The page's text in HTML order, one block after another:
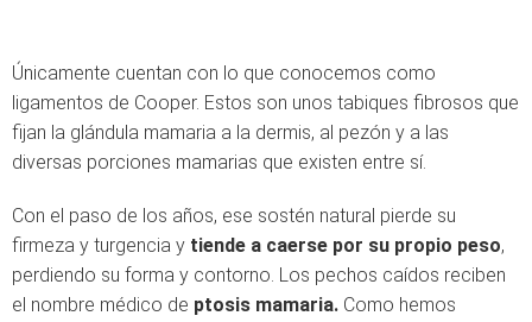
Únicamente cuentan con lo que conocemos como
ligamentos de Cooper. Estos son unos tabiques fibrosos que
fijan la glándula mamaria a la dermis, al pezón y a las
diversas porciones mamarias que existen entre sí.
Con el paso de los años, ese sostén natural pierde su
firmeza y turgencia y tiende a caerse por su propio peso,
perdiendo su forma y contorno. Los pechos caídos reciben
el nombre médico de ptosis mamaria. Como hemos